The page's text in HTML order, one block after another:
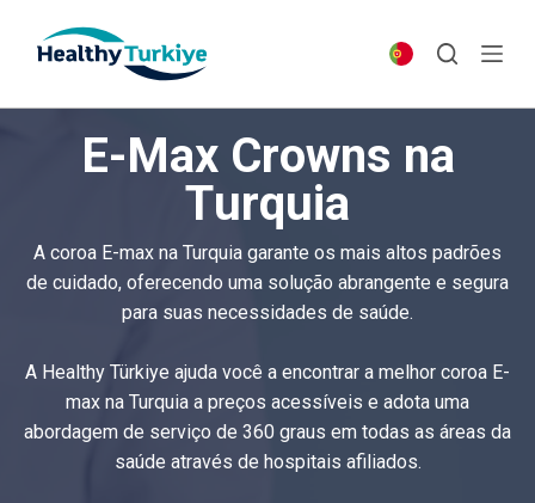
p
t
t
E-Max Crowns na
Turquia
A coroa E-max na Turquia garante os mais altos padrões
de cuidado, oferecendo uma solução abrangente e segura
para suas necessidades de saúde.
A Healthy Türkiye ajuda você a encontrar a melhor coroa E-
max na Turquia a preços acessíveis e adota uma
abordagem de serviço de 360 graus em todas as áreas da
saúde através de hospitais afiliados.